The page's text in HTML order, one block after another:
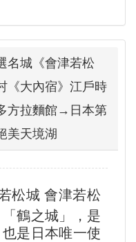
名城《會津若松
《大內宿》江戶時
方拉麵館→日本第
美天境湖
松城 會津若松
鶴之城」，是
是日本唯一使